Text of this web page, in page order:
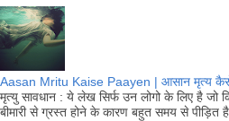
Aasan Mritu Kaise Paayen | आसान मृत्य
मृत्यु सावधान : ये लेख सिर्फ उन लोगो के लिए है जो
बीमारी से ग्रस्त होने के कारण बहुत समय से पीड़ित